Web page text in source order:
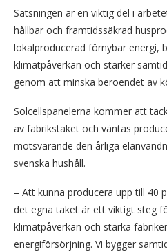
Satsningen är en viktig del i
hållbar och framtidssäkrad
lokalproducerad förnybar energi,
klimatpåverkan och stärker
genom att minska beroendet av
Solcellspanelerna kommer att
av fabrikstaket och väntas
motsvarande den årliga
svenska hushåll.
– Att kunna producera upp till 40
det egna taket är ett viktigt steg
klimatpåverkan och stärka
energiförsörjning. Vi bygger